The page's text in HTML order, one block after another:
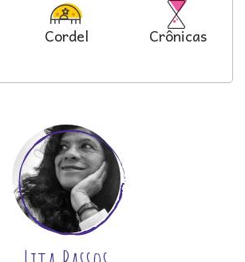
Cordel Crônicas